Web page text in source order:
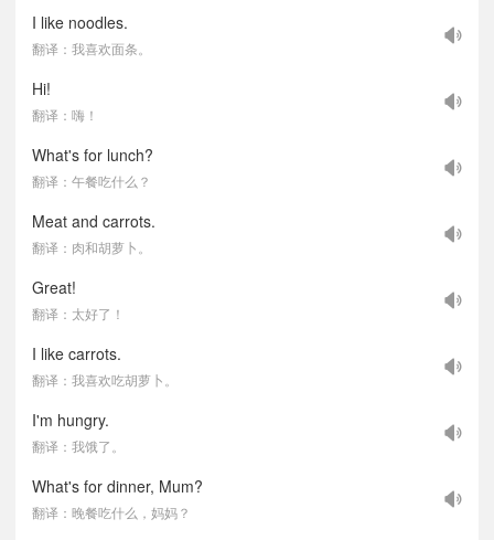
I like noodles.
翻译：我喜欢面条。
Hi!
翻译：嗨！
What's for lunch?
翻译：午餐吃什么？
Meat and carrots.
翻译：肉和胡萝卜。
Great!
翻译：太好了！
I like carrots.
翻译：我喜欢吃胡萝卜。
I'm hungry.
翻译：我饿了。
What's for dinner, Mum?
翻译：晚餐吃什么，妈妈？